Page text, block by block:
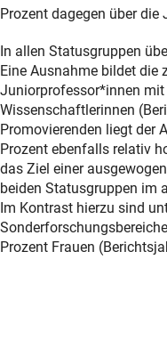
Prozent dagegen über die
In allen Statusgruppen
Eine Ausnahme bildet die
Juniorprofessor*innen
Wissenschaftlerinnen
Promovierenden liegt der
Prozent ebenfalls relativ
das Ziel einer
beiden Statusgruppen im
Im Kontrast hierzu sind
Prozent Frauen